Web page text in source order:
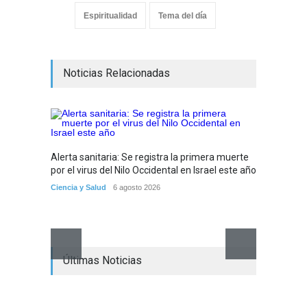
Espiritualidad Tema del día
Noticias Relacionadas
Alerta sanitaria: Se registra la primera muerte
por el virus del Nilo Occidental en Israel este año
Ciencia y Salud 6 agosto 2026
Últimas Noticias